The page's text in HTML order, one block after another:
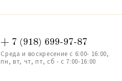
+ 7 (918) 699-97-87
Среда и воскресение с 6:00- 16:00,
пн, вт, чт, пт, сб - с 7:00-16:00